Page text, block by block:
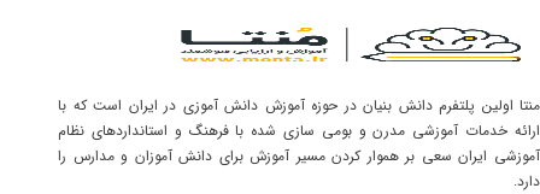
منتا اولین پلتفرم دانش بنیان در حوزه آموزش دانش آموزی در ایران است که با
ارائه خدمات آموزشی مدرن و بومی سازی شده با فرهنگ و استانداردهای نظام
آموزشی ایران سعی بر هموار کردن مسیر آموزش برای دانش آموزان و مدارس را
دارد.